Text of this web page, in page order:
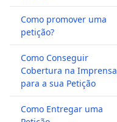
Como promover uma
petição?
Como Conseguir
Cobertura na Imprensa
para a sua Petição
Como Entregar uma